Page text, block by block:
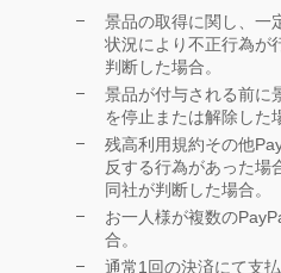
景品の取得に関し、一
状況により不正行為が
判断した場合。
景品が付与される前に
を停止または解除した
残高利用規約その他
反する行為があった場
同社が判断した場合。
お一人様が複数の
合。
通常1回の決済にて支